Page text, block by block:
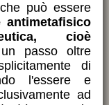
può essere
antimetafisico
cioè
passo oltre
di
l'essere e
ad